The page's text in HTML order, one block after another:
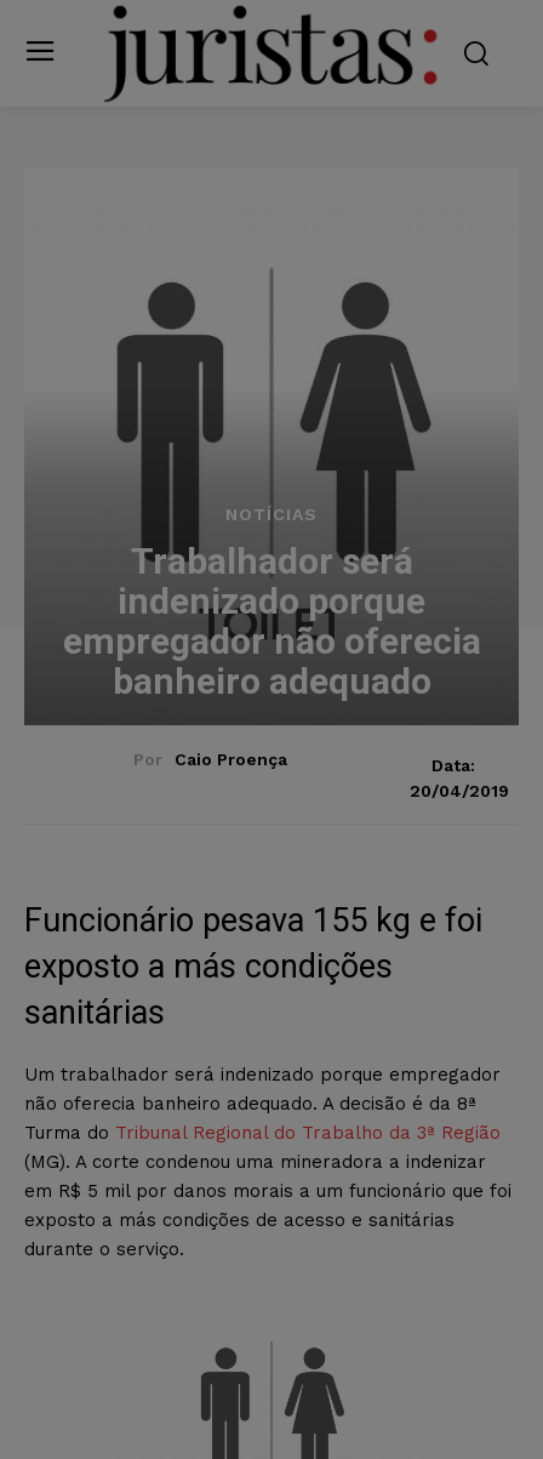
NOTÍCIAS
Trabalhador será
indenizado porque
empregador não oferecia
banheiro adequado
Por Caio Proença
Data:
20/04/2019
Funcionário pesava 155 kg e foi
exposto a más condições
sanitárias
Um trabalhador será indenizado porque empregador
não oferecia banheiro adequado. A decisão é da 8ª
Turma do Tribunal Regional do Trabalho da 3ª Região
(MG). A corte condenou uma mineradora a indenizar
em R$ 5 mil por danos morais a um funcionário que foi
exposto a más condições de acesso e sanitárias
durante o serviço.